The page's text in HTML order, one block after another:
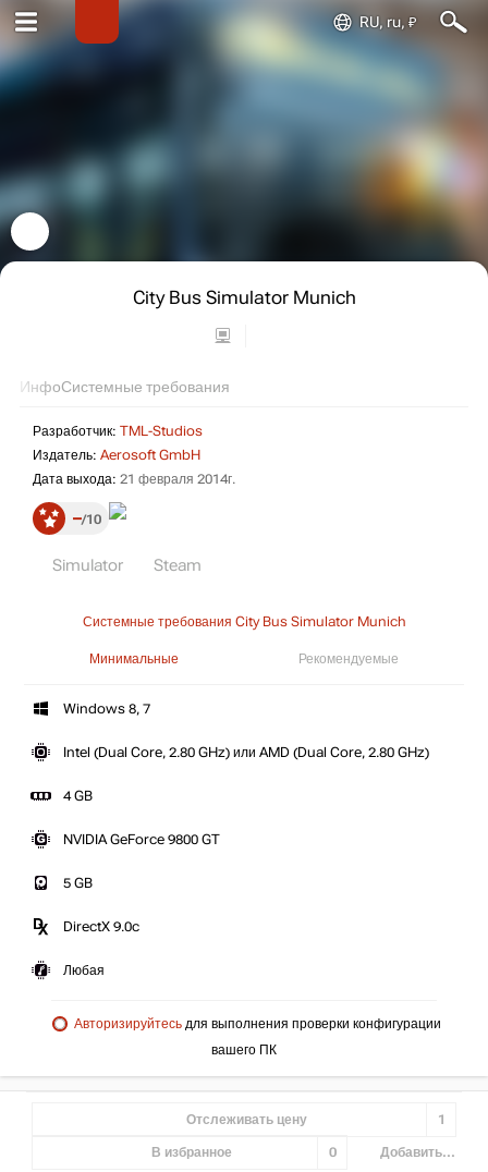
RU, ru, ₽
City Bus Simulator Munich
ИнфоСистемные требования
Разработчик: TML-Studios
Издатель: Aerosoft GmbH
Дата выхода: 21 февраля 2014г.
– 10
Simulator Steam
Системные требования City Bus Simulator Munich
Минимальные Рекомендуемые
Windows 8, 7
Intel (Dual Core, 2.80 GHz) или AMD (Dual Core, 2.80 GHz)
4 GB
NVIDIA GeForce 9800 GT
5 GB
DirectX 9.0c
Любая
Авторизируйтесь для выполнения проверки конфигурации
вашего ПК
Отслеживать цену 1
В избранное 0 Добавить...